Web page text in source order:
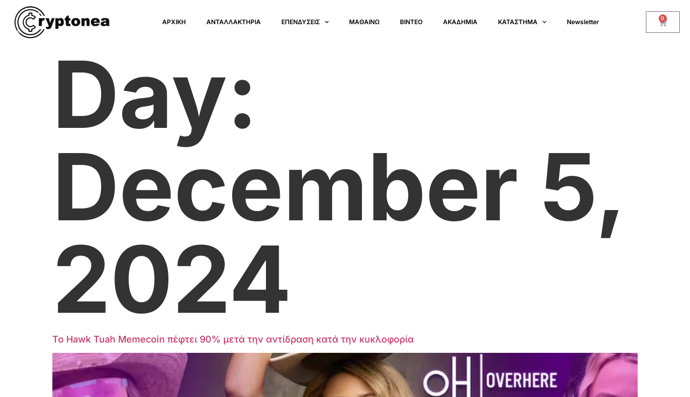
ΑΡΧΙΚΗ ΑΝΤΑΛΛΑΚΤΗΡΙΑ ΕΠΕΝΔΥΣΕΙΣ ΜΑΘΑΙΝΩ ΒΙΝΤΕΟ ΑΚΑΔΗΜΙΑ ΚΑΤΑΣΤΗΜΑ Newsletter 0
Day:
December 5,
2024
Το Hawk Tuah Memecoin πέφτει 90% μετά την αντίδραση κατά την κυκλοφορία